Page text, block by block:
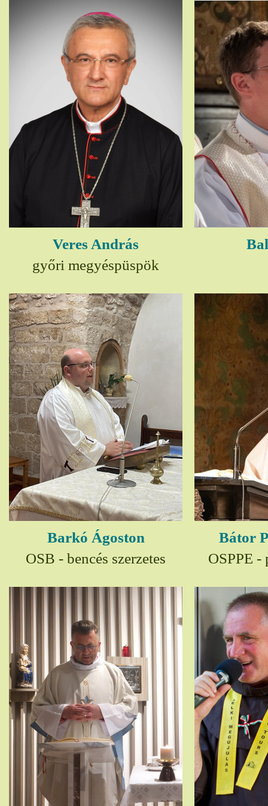
Veres András
győri megyéspüspök
Barkó Ágoston
OSB - bencés szerzetes
Bátor
OSPPE -